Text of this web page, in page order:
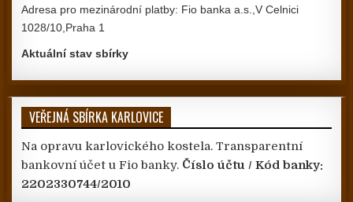
Adresa pro mezinárodní platby: Fio banka a.s.,V Celnici
1028/10,Praha 1
Aktuální stav sbírky
VEŘEJNÁ SBÍRKA KARLOVICE
Na opravu karlovického kostela. Transparentní
bankovní účet u Fio banky. Číslo účtu / Kód banky:
2202330744/2010